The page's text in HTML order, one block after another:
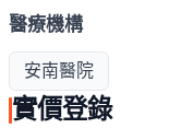
醫療機構
安南醫院
實價登錄